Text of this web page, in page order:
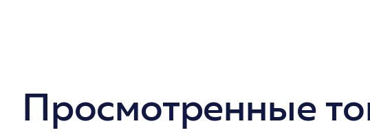
Просмотренные